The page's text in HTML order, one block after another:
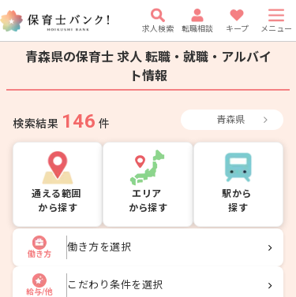
求人検索 転職相談 キープ メニュー
青森県の保育士 求人 転職・就職・アルバイ
ト情報
検索結果 146 件 青森県
通える範囲
から探す
エリア
から探す
駅から
探す
働き方
働き方を選択
給与/他
こだわり条件を選択